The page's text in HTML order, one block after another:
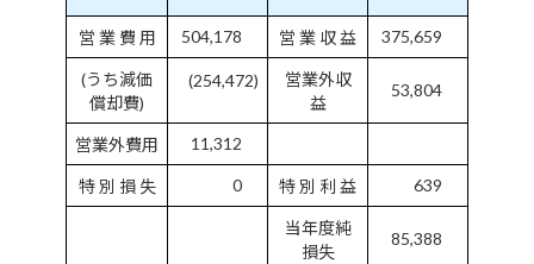
営 業 費 用 504,178 営 業 収 益 375,659
(うち減価
償却費)
(254,472)
営業外収
益
53,804
営業外費用 11,312
特 別 損 失 0 特 別 利 益 639
当年度純
損失
85,388